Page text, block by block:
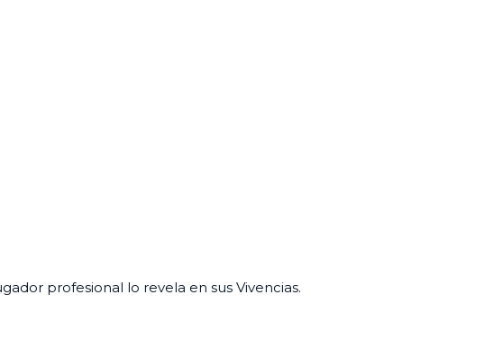
profesional lo revela en sus Vivencias.